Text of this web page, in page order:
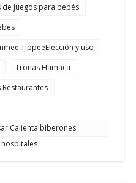
de juegos para bebés
TippeeElección y uso
Tronas Hamaca
Restaurantes
Calienta biberones
hospitales